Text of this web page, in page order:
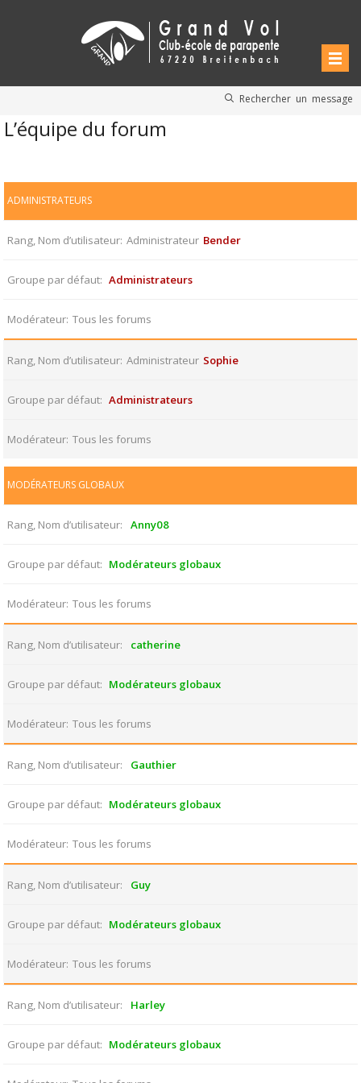
Rechercher un message
L’équipe du forum
ADMINISTRATEURS
Rang, Nom d’utilisateur Administrateur Bender
Groupe par défaut Administrateurs
Modérateur Tous les forums
Rang, Nom d’utilisateur Administrateur Sophie
Groupe par défaut Administrateurs
Modérateur Tous les forums
MODÉRATEURS GLOBAUX
Rang, Nom d’utilisateur Anny08
Groupe par défaut Modérateurs globaux
Modérateur Tous les forums
Rang, Nom d’utilisateur catherine
Groupe par défaut Modérateurs globaux
Modérateur Tous les forums
Rang, Nom d’utilisateur Gauthier
Groupe par défaut Modérateurs globaux
Modérateur Tous les forums
Rang, Nom d’utilisateur Guy
Groupe par défaut Modérateurs globaux
Modérateur Tous les forums
Rang, Nom d’utilisateur Harley
Groupe par défaut Modérateurs globaux